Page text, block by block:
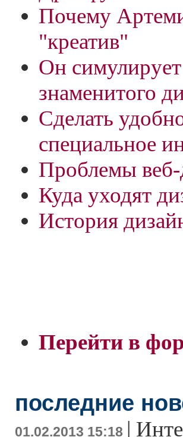
Почему
"креатив"
Он
знаменитого
Сделать
специальное
Проблемы веб-
Куда уходят
История
Перейти в
последние
01.02.2013 15:18 |